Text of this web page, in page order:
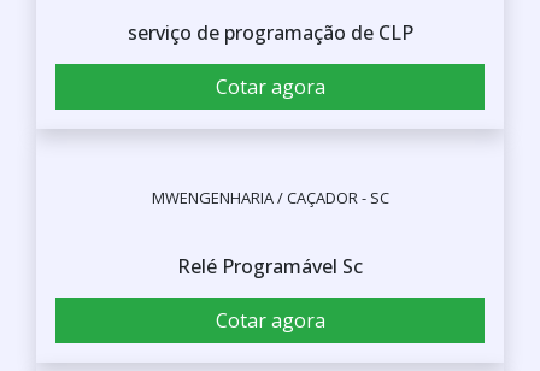
Encoder programável
Cotar agora